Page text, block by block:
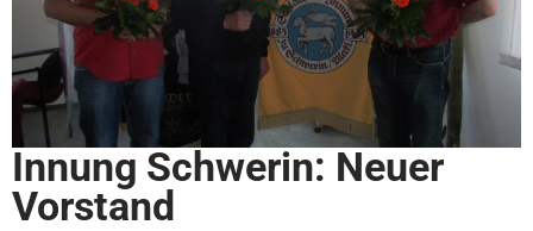
Innung Schwerin: Neuer
Vorstand